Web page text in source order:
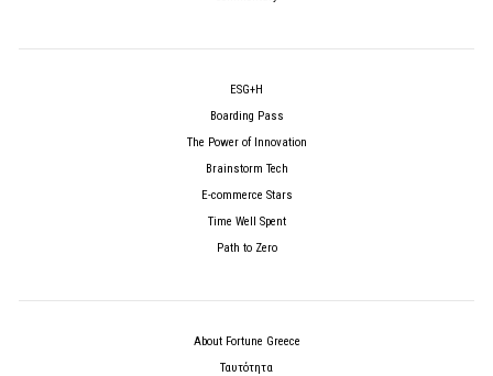
ESG+H
Boarding Pass
The Power of Innovation
Brainstorm Tech
E-commerce Stars
Time Well Spent
Path to Zero
About Fortune Greece
Ταυτότητα